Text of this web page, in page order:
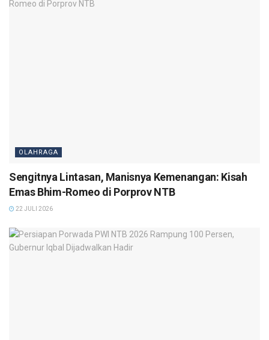
OLAHRAGA
Sengitnya Lintasan, Manisnya Kemenangan: Kisah
Emas Bhim-Romeo di Porprov NTB
22 JULI 2026